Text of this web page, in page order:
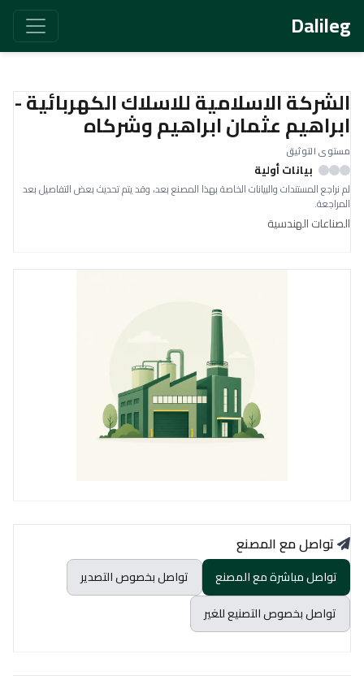
Dalileg
الشركة الاسلامية للاسلاك الكهربائية -
ابراهيم عثمان ابراهيم وشركاه
مستوى التوثيق
بيانات أولية
لم نراجع المستندات والبيانات الخاصة بهذا المصنع بعد، وقد يتم تحديث بعض التفاصيل بعد
المراجعة.
الصناعات الهندسية
تواصل مع المصنع
تواصل مباشرة مع المصنع
تواصل بخصوص التصدير
تواصل بخصوص التصنيع للغير